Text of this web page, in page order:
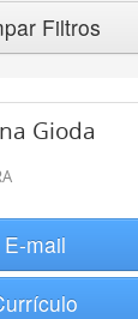
Filtros
Gioda
E-mail